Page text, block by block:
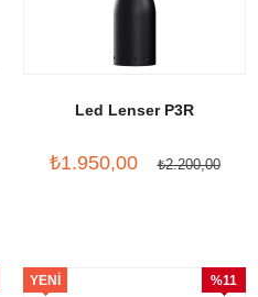
Led Lenser P3R
₺1.950,00 ₺2.200,00
%11
YENI